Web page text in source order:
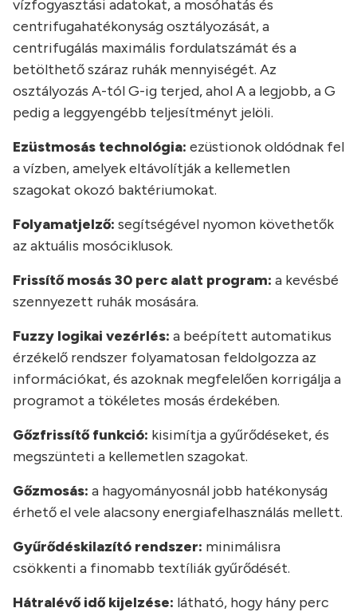
vízfogyasztási adatokat, a mosóhatás és
centrifugahatékonyság osztályozását, a
centrifugálás maximális fordulatszámát és a
betölthető száraz ruhák mennyiségét. Az
osztályozás A-tól G-ig terjed, ahol A a legjobb, a G
pedig a leggyengébb teljesítményt jelöli.
Ezüstmosás technológia: ezüstionok oldódnak fel
a vízben, amelyek eltávolítják a kellemetlen
szagokat okozó baktériumokat.
Folyamatjelző: segítségével nyomon követhetők
az aktuális mosóciklusok.
Frissítő mosás 30 perc alatt program: a kevésbé
szennyezett ruhák mosására.
Fuzzy logikai vezérlés: a beépített automatikus
érzékelő rendszer folyamatosan feldolgozza az
információkat, és azoknak megfelelően korrigálja a
programot a tökéletes mosás érdekében.
Gőzfrissítő funkció: kisimítja a gyűrődéseket, és
megszünteti a kellemetlen szagokat.
Gőzmosás: a hagyományosnál jobb hatékonyság
érhető el vele alacsony energiafelhasználás mellett.
Gyűrődéskilazító rendszer: minimálisra
csökkenti a finomabb textíliák gyűrődését.
Hátralévő idő kijelzése: látható, hogy hány perc